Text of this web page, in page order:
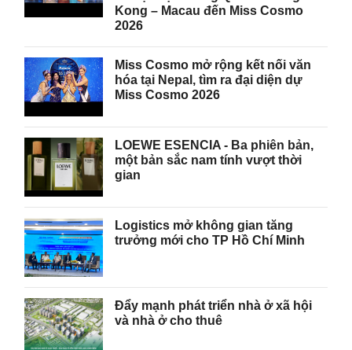
Kong – Macau đến Miss Cosmo
2026
Miss Cosmo mở rộng kết nối văn
hóa tại Nepal, tìm ra đại diện dự
Miss Cosmo 2026
LOEWE ESENCIA - Ba phiên bản,
một bản sắc nam tính vượt thời
gian
Logistics mở không gian tăng
trưởng mới cho TP Hồ Chí Minh
Đẩy mạnh phát triển nhà ở xã hội
và nhà ở cho thuê